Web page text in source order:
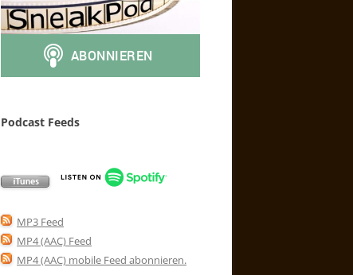
Podcast Feeds
MP3 Feed
MP4 (AAC) Feed
MP4 (AAC) mobile Feed abonnieren.